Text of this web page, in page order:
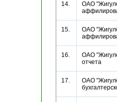
14.
ОАО
15.
ОАО
16.
ОАО
отчета
17.
ОАО